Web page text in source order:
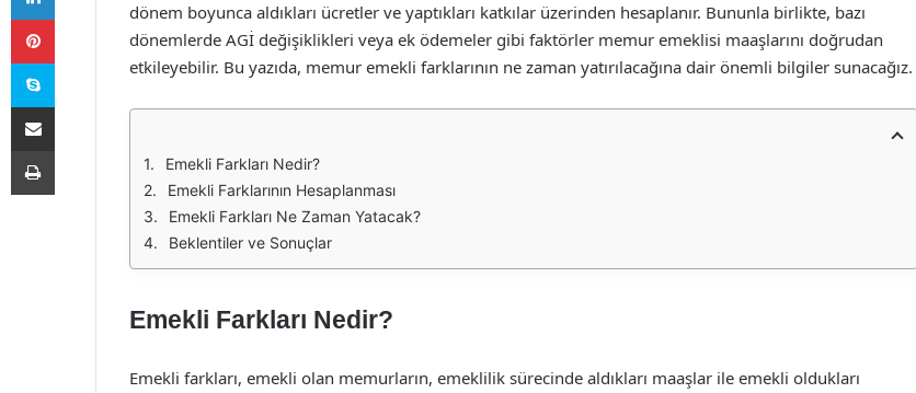
dönem boyunca aldıkları ücretler ve yaptıkları katkılar üzerinden hesaplanır. Bununla birlikte, bazı
dönemlerde AGİ değişiklikleri veya ek ödemeler gibi faktörler memur emeklisi maaşlarını doğrudan
etkileyebilir. Bu yazıda, memur emekli farklarının ne zaman yatırılacağına dair önemli bilgiler sunacağız.
Emekli Farkları Nedir?
Emekli Farklarının Hesaplanması
Emekli Farkları Ne Zaman Yatacak?
Beklentiler ve Sonuçlar
Emekli Farkları Nedir?
Emekli farkları, emekli olan memurların, emeklilik sürecinde aldıkları maaşlar ile emekli oldukları
Pinterest
Skype
E-Posta ile paylaş